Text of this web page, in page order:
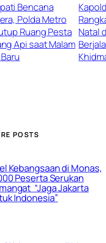
Bencana
Polda Metro
Ruang Pesta
Api saat Malam
Natal
POSTS
Kebangsaan di Monas,
Peserta Serukan
“Jaga Jakarta
Indonesia”